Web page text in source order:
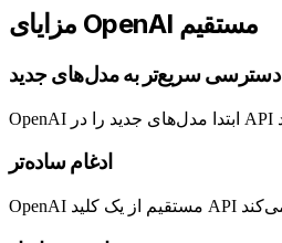
مزایای OpenAI مستقیم
دسترسی سریع‌تر به مدل‌های جدید
ادغام ساده‌تر